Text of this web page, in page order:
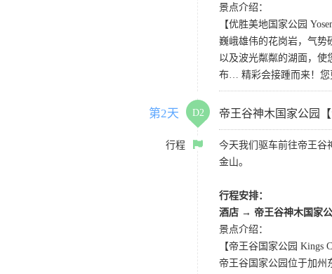
景点介绍：
【优胜美地国家公园
巍峨雄伟的花岗岩，气势
以及波光粼粼的湖面，使
布… 精彩会接踵而来！您
第2天 D2 帝王谷神木国家公园
行程
今天我们驱车前往帝王谷
金山。
行程安排：
酒店 → 帝王谷神木国家
景点介绍：
【帝王谷国家公园 Kings
帝王谷国家公园位于加州